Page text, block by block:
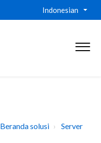
Indonesian
Beranda solusi
Server